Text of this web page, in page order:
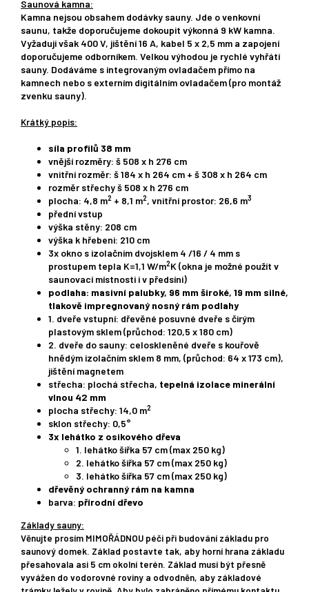
Saunová kamna:
Kamna nejsou obsahem dodávky sauny. Jde o venkovní
saunu, takže doporučujeme dokoupit výkonná 9 kW kamna.
Vyžaduji však 400 V, jištění 16 A, kabel 5 x 2,5 mm a zapojení
doporučujeme odborníkem. Velkou výhodou je rychlé vyhřátí
sauny. Dodáváme s integrovaným ovladačem přímo na
kamnech nebo s externím digitálním ovladačem (pro montáž
zvenku sauny).
Krátký popis:
síla profilů 38 mm
vnější rozměry: š 508 x h 276 cm
vnitřní rozměr: š 184 x h 264 cm + š 308 x h 264 cm
rozměr střechy š 508 x h 276 cm
plocha: 4,8 m2 + 8,1 m2, vnitřní prostor: 26,6 m3
přední vstup
výška stěny: 208 cm
výška k hřebeni: 210 cm
3x okno s izolačním dvojsklem 4 /16 / 4 mm s
prostupem tepla K=1,1 W/m2K (okna je možné použít v
saunovací místnosti i v předsíni)
podlaha: masivní palubky, 96 mm široké, 19 mm silné,
tlakově impregnovaný nosný rám podlahy
1. dveře vstupní: dřevěné posuvné dveře s čirým
plastovým sklem (průchod: 120,5 x 180 cm)
2. dveře do sauny: celoskleněné dveře s kouřově
hnědým izolačním sklem 8 mm, (průchod: 64 x 173 cm),
jištění magnetem
střecha: plochá střecha, tepelná izolace minerální
vlnou 42 mm
plocha střechy: 14,0 m2
sklon střechy: 0,5°
3x lehátko z osikového dřeva
1. lehátko šířka 57 cm (max 250 kg)
2. lehátko šířka 57 cm (max 250 kg)
3. lehátko šířka 57 cm (max 250 kg)
dřevěný ochranný rám na kamna
barva: přírodní dřevo
Základy sauny:
Věnujte prosím MIMOŘÁDNOU péči při budování základu pro
saunový domek. Základ postavte tak, aby horní hrana základu
přesahovala asi 5 cm okolní terén. Základ musí být přesně
vyvážen do vodorovné roviny a odvodněn, aby základové